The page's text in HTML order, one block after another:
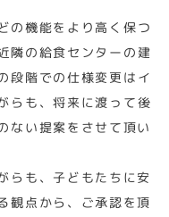
の機能をより高く保つ
隣の給食センターの建
段階での仕様変更はイ
らも、将来に渡って後
ない提案をさせて頂い
らも、子どもたちに安
観点から、ご承認を頂